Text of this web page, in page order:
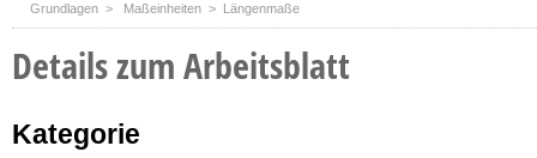
Grundlagen > Maßeinheiten > Längenmaße
Details zum Arbeitsblatt
Kategorie